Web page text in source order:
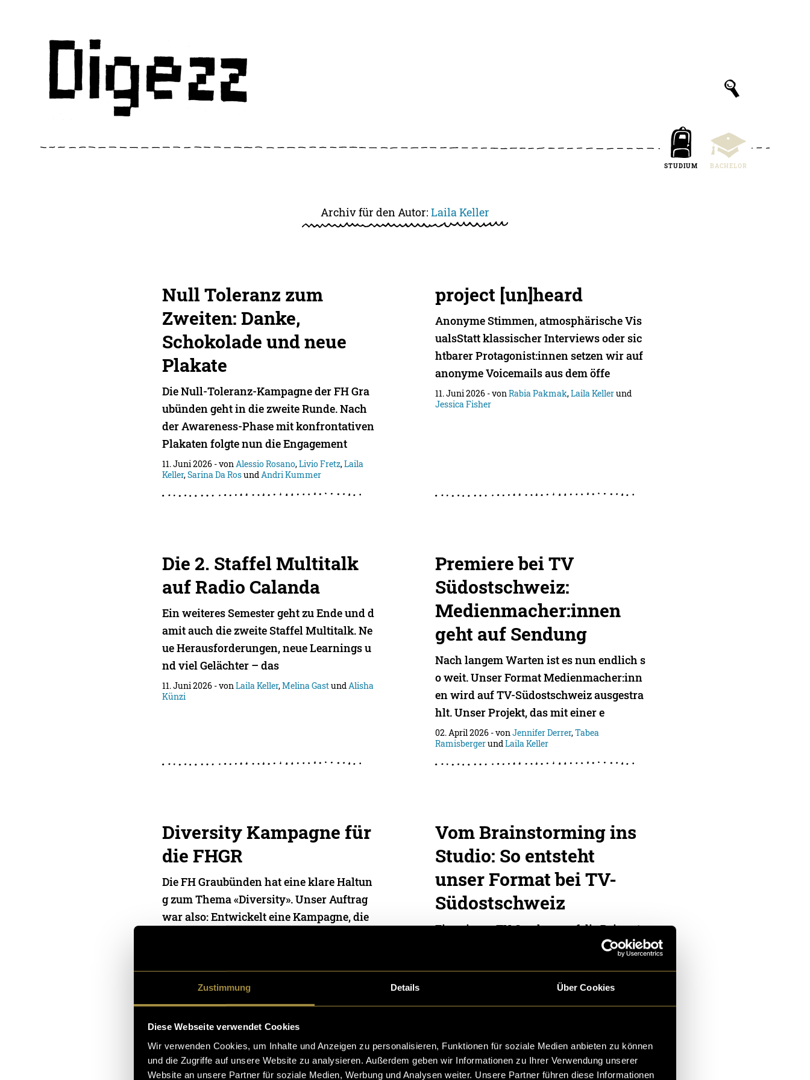
Zustimmung Details Über Cookies
Diese Webseite verwendet Cookies
Wir verwenden Cookies, um Inhalte und Anzeigen zu personalisieren, Funktionen für soziale Medien anbieten zu können
und die Zugriffe auf unsere Website zu analysieren. Außerdem geben wir Informationen zu Ihrer Verwendung unserer
Website an unsere Partner für soziale Medien, Werbung und Analysen weiter. Unsere Partner führen diese Informationen
STUDIUM BACHELOR
Archiv für den Autor: Laila Keller
Null Toleranz zum
Zweiten: Danke,
Schokolade und neue
Plakate
Die Null-Toleranz-Kampagne der FH Gra
ubünden geht in die zweite Runde. Nach
der Awareness-Phase mit konfrontativen
Plakaten folgte nun die Engagement
11. Juni 2026- vonAlessio Rosano,Livio Fretz,Laila
Keller,Sarina Da RosundAndri Kummer
project [un]heard
Anonyme Stimmen, atmosphärische Vis
ualsStatt klassischer Interviews oder sic
htbarer Protagonist:innen setzen wir auf
anonyme Voicemails aus dem öffe
11. Juni 2026 - vonRabia Pakmak,Laila Kellerund
Jessica Fisher
Die 2. Staffel Multitalk
auf Radio Calanda
Ein weiteres Semester geht zu Ende und d
amit auch die zweite Staffel Multitalk. Ne
ue Herausforderungen, neue Learnings u
nd viel Gelächter – das
11. Juni 2026- vonLaila Keller,Melina GastundAlisha
Künzi
Premiere bei TV
Südostschweiz:
Medienmacher:innen
geht auf Sendung
Nach langem Warten ist es nun endlich s
o weit. Unser Format Medienmacher:inn
en wird auf TV-Südostschweiz ausgestra
hlt. Unser Projekt, das mit einer e
02. April 2026 - vonJennifer Derrer,Tabea
RamisbergerundLaila Keller
Diversity Kampagne für
die FHGR
Die FH Graubünden hat eine klare Haltun
g zum Thema «Diversity». Unser Auftrag
war also: Entwickelt eine Kampagne, die
Vom Brainstorming ins
Studio: So entsteht
unser Format bei TV-
Südostschweiz
Eine eigene TV-Sendung auf die Beine ste
llen. Was für viele Menschen ein Traum i
ger und Jennifer Derrer zu